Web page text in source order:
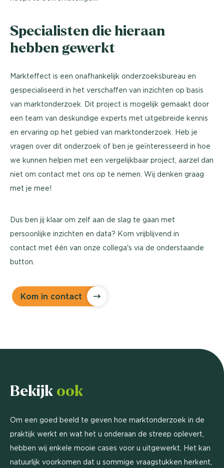
Specialisten die hieraan
hebben gewerkt
Markteffect is een onafhankelijk onderzoeksbureau en
gespecialiseerd in het verschaffen van inzichten op basis
van marktonderzoek. Dit project is mogelijk gemaakt door
een team van deskundige experts met uitgebreide kennis
en ervaring op het gebied van marktonderzoek. Heb je
vragen over dit onderzoek of ben je geïnteresseerd in hoe
we kunnen helpen met een vergelijkbaar project, aarzel dan
niet om contact met ons op te nemen. Wij denken graag
met je mee!
Dus ben jij klaar om zelf aan de slag te gaan met
persoonlijke inzichten en data? Kom vrijblijvend in
contact met één van onze collega's via de onderstaande
button.
Kom in contact
Bekijk ook
Om een goed beeld te geven hoe marktonderzoek in de
praktijk werkt en wat het u onderaan de streep oplevert,
hebben wij enkele mooie cases voor u uitgewerkt. Het kan
natuurlijk voorkomen dat u sommige vraagstukken herkent,